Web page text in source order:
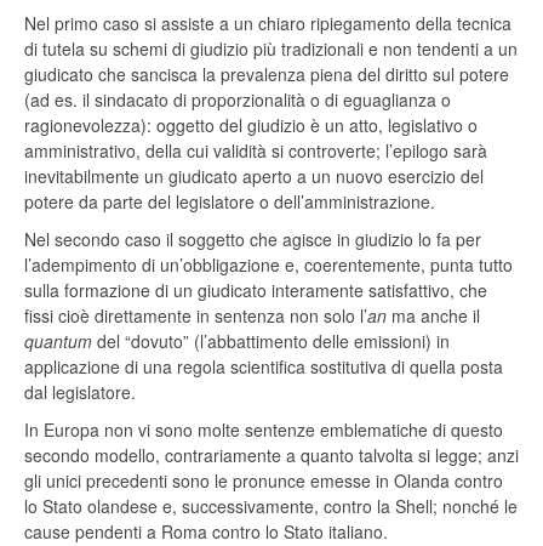
Nel primo caso si assiste a un chiaro ripiegamento della tecnica
di tutela su schemi di giudizio più tradizionali e non tendenti a un
giudicato che sancisca la prevalenza piena del diritto sul potere
(ad es. il sindacato di proporzionalità o di eguaglianza o
ragionevolezza): oggetto del giudizio è un atto, legislativo o
amministrativo, della cui validità si controverte; l’epilogo sarà
inevitabilmente un giudicato aperto a un nuovo esercizio del
potere da parte del legislatore o dell’amministrazione.
Nel secondo caso il soggetto che agisce in giudizio lo fa per
l’adempimento di un’obbligazione e, coerentemente, punta tutto
sulla formazione di un giudicato interamente satisfattivo, che
fissi cioè direttamente in sentenza non solo l’an ma anche il
quantum del “dovuto” (l’abbattimento delle emissioni) in
applicazione di una regola scientifica sostitutiva di quella posta
dal legislatore.
In Europa non vi sono molte sentenze emblematiche di questo
secondo modello, contrariamente a quanto talvolta si legge; anzi
gli unici precedenti sono le pronunce emesse in Olanda contro
lo Stato olandese e, successivamente, contro la Shell; nonché le
cause pendenti a Roma contro lo Stato italiano.